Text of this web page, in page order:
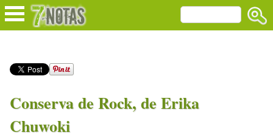
Conserva de Rock, de Erika
Chuwoki